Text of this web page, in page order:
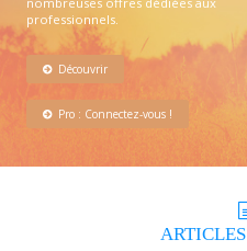
professionnels.
Découvrir
Pro : Connectez-vous !
ARTICLES